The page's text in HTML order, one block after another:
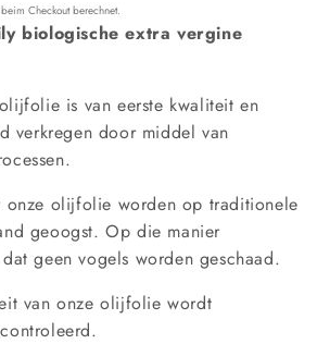
Checkout berechnet.
biologische extra vergine
is van eerste kwaliteit en
verkregen door middel van
onze olijfolie worden op traditionele
geoogst. Op die manier
geen vogels worden geschaad.
van onze olijfolie wordt